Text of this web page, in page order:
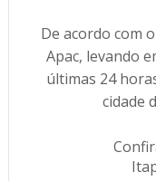
De acordo com
Apac, levando
últimas 24
cidade